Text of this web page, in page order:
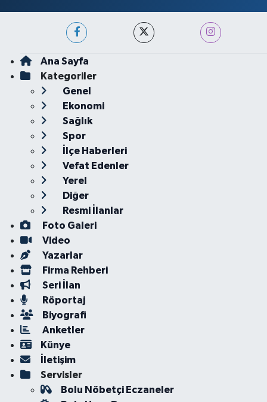
Ana Sayfa
Kategoriler
Genel
Ekonomi
Sağlık
Spor
İlçe Haberleri
Vefat Edenler
Yerel
Diğer
Resmi İlanlar
Foto Galeri
Video
Yazarlar
Firma Rehberi
Seri İlan
Röportaj
Biyografi
Anketler
Künye
İletişim
Servisler
Bolu Nöbetçi Eczaneler